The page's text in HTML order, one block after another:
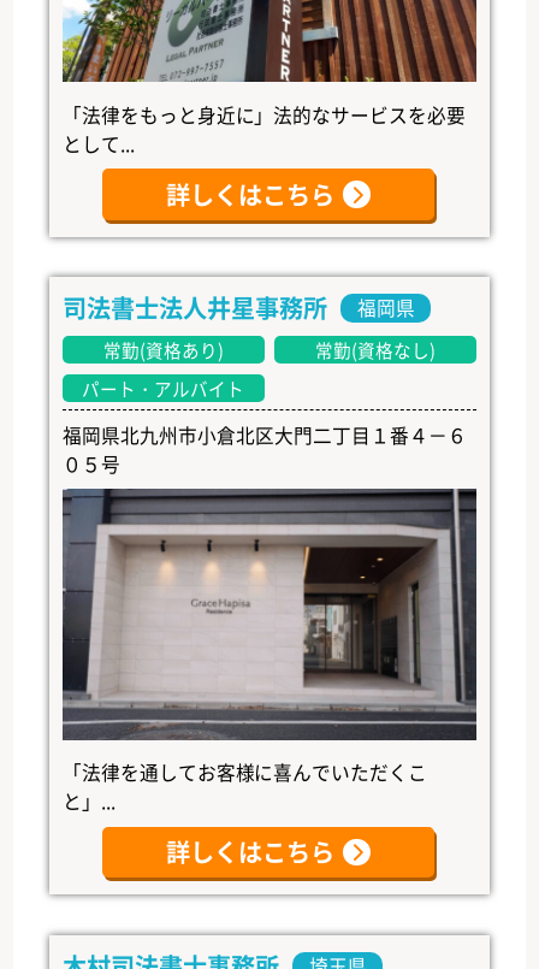
「法律をもっと身近に」法的なサービスを必要
として...
詳しくはこちら
司法書士法人井星事務所 福岡県
常勤(資格あり)
常勤(資格なし)
パート・アルバイト
福岡県北九州市小倉北区大門二丁目１番４－６
０５号
「法律を通してお客様に喜んでいただくこ
と」...
詳しくはこちら